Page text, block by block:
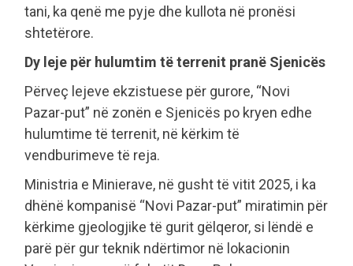
tani, ka qenë me pyje dhe kullota në pronësi
shtetërore.
Dy leje për hulumtim të terrenit pranë Sjenicës
Përveç lejeve ekzistuese për gurore, “Novi
Pazar-put” në zonën e Sjenicës po kryen edhe
hulumtime të terrenit, në kërkim të
vendburimeve të reja.
Ministria e Minierave, në gusht të vitit 2025, i ka
dhënë kompanisë “Novi Pazar-put” miratimin për
kërkime gjeologjike të gurit gëlqeror, si lëndë e
parë për gur teknik ndërtimor në lokacionin